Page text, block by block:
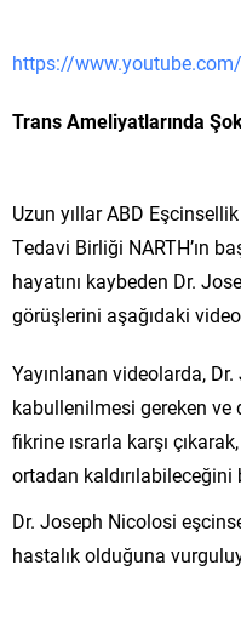
https://
Trans Ameliyatlarında
Uzun yıllar ABD
Tedavi Birliği NARTH’ın
hayatını kaybeden Dr.
görüşlerini aşağıdaki
Yayınlanan videolarda,
kabullenilmesi gereken
fikrine ısrarla karşı
ortadan kaldırılabileceğini
Dr. Joseph Nicolosi
hastalık olduğuna